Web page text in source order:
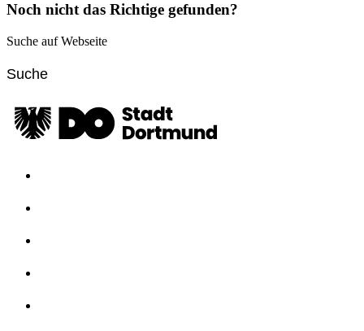
Noch nicht das Richtige gefunden?
Suche auf Webseite